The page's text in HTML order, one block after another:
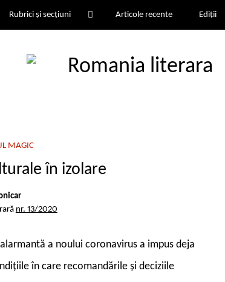
Rubrici și secțiuni Articole recente Ediții
MAGIC
în izolare
nr. 13/2020
a noului coronavirus a impus deja
în care recomandările și deciziile